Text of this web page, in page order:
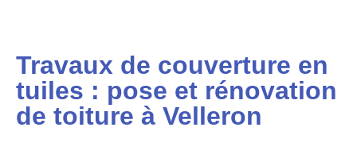
Travaux de couverture en
tuiles : pose et rénovation
de toiture à Velleron